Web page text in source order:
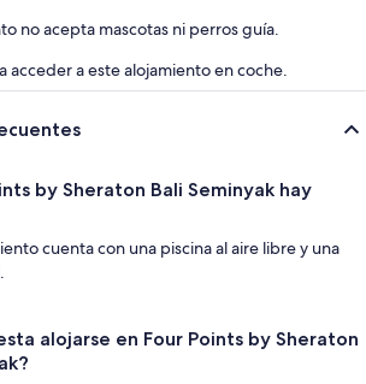
no acepta mascotas ni perros guía.
acceder a este alojamiento en coche.
by Sheraton Bali Seminyak hay
cuenta con una piscina al aire libre y una
alojarse en Four Points by Sheraton